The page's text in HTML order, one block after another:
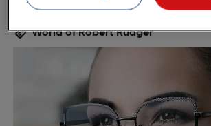
World of Robert Rüdger